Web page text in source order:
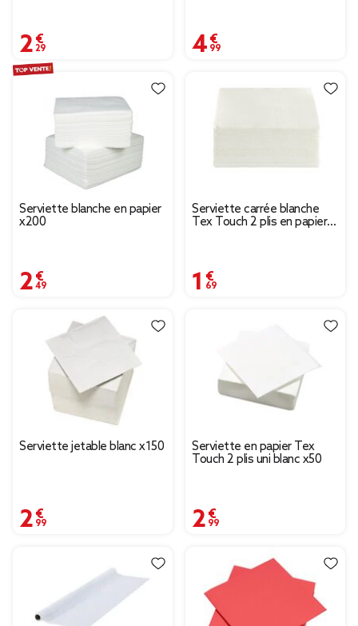
2,29 € 4,99 €
Serviette blanche en papier
x200
2,49 €
Serviette carrée blanche
Tex Touch 2 plis en papier
1,69 €
Serviette jetable blanc x150
2,99 €
Serviette en papier Tex
Touch 2 plis uni blanc x50
2,99 €